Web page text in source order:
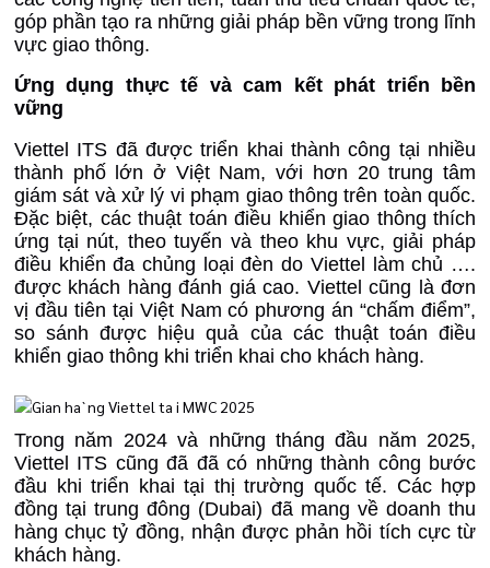
góp phần tạo ra những giải pháp bền vững trong lĩnh
vực giao thông.
Ứng dụng thực tế và cam kết phát triển bền
vững
Viettel ITS đã được triển khai thành công tại nhiều
thành phố lớn ở Việt Nam, với hơn 20 trung tâm
giám sát và xử lý vi phạm giao thông trên toàn quốc.
Đặc biệt, các thuật toán điều khiển giao thông thích
ứng tại nút, theo tuyến và theo khu vực, giải pháp
điều khiển đa chủng loại đèn do Viettel làm chủ ….
được khách hàng đánh giá cao. Viettel cũng là đơn
vị đầu tiên tại Việt Nam có phương án “chấm điểm”,
so sánh được hiệu quả của các thuật toán điều
khiển giao thông khi triển khai cho khách hàng.
Trong năm 2024 và những tháng đầu năm 2025,
Viettel ITS cũng đã đã có những thành công bước
đầu khi triển khai tại thị trường quốc tế. Các hợp
đồng tại trung đông (Dubai) đã mang về doanh thu
hàng chục tỷ đồng, nhận được phản hồi tích cực từ
khách hàng.